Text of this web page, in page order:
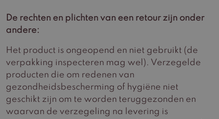
De rechten en plichten van een retour zijn onder
andere:
Het product is ongeopend en niet gebruikt (de
verpakking inspecteren mag wel). Verzegelde
producten die om redenen van
gezondheidsbescherming of hygiëne niet
geschikt zijn om te worden teruggezonden en
waarvan de verzegeling na levering is